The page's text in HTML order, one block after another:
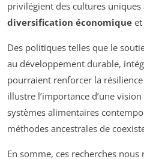
privilégient des cultures
diversification économique
Des politiques telles que le
au développement durable,
pourraient renforcer la
illustre l’importance d’une
systèmes alimentaires
méthodes ancestrales de
En somme, ces recherches